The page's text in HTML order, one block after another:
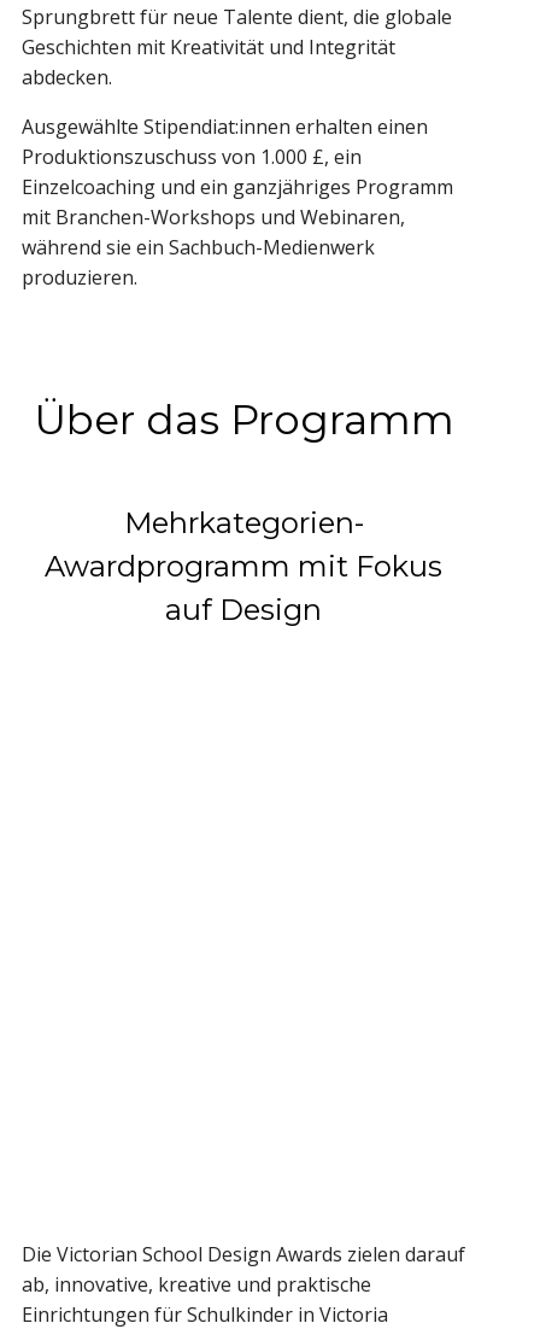
Sprungbrett für neue Talente dient, die globale
Geschichten mit Kreativität und Integrität
abdecken.
Ausgewählte Stipendiat:innen erhalten einen
Produktionszuschuss von 1.000 £, ein
Einzelcoaching und ein ganzjähriges Programm
mit Branchen-Workshops und Webinaren,
während sie ein Sachbuch-Medienwerk
produzieren.
Über das Programm
Mehrkategorien-
Awardprogramm mit Fokus
auf Design
Die Victorian School Design Awards zielen darauf
ab, innovative, kreative und praktische
Einrichtungen für Schulkinder in Victoria